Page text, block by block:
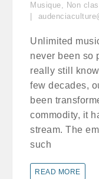
Musique, Non
Unlimited
never been so
really still
few decades,
been
commodity, it
stream. The
such
READ MORE